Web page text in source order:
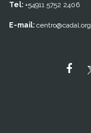
Tel: +54911 5752 2406
E-mail: centro@cadal.org